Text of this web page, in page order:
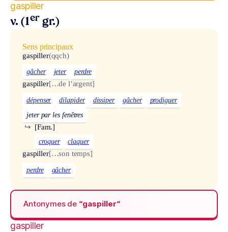
gaspiller
v. (1er gr.)
Sens principaux
gaspiller(qqch)
gâcher jeter perdre
gaspiller[…de l’argent]
dépenser dilapider dissiper gâcher
prodiguer
jeter par les fenêtres
[Fam.]
↪
croquer claquer
gaspiller[…son temps]
perdre gâcher
Antonymes de “gaspiller“
gaspiller